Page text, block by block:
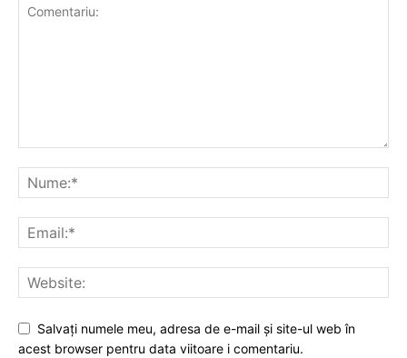
Salvați numele meu, adresa de e-mail și site-ul web în
acest browser pentru data viitoare i comentariu.